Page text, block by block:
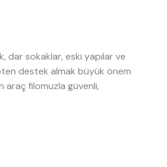
dar sokaklar, eski yapılar ve
destek almak büyük önem
araç filomuzla güvenli,